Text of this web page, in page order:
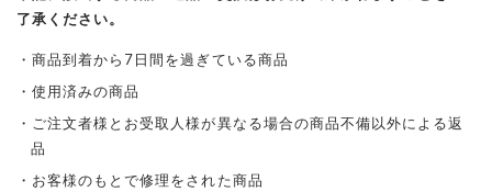
了承ください。
商品到着から7日間を過ぎている商品
使用済みの商品
ご注文者様とお受取人様が異なる場合の商品不備以外による返
品
お客様のもとで修理をされた商品